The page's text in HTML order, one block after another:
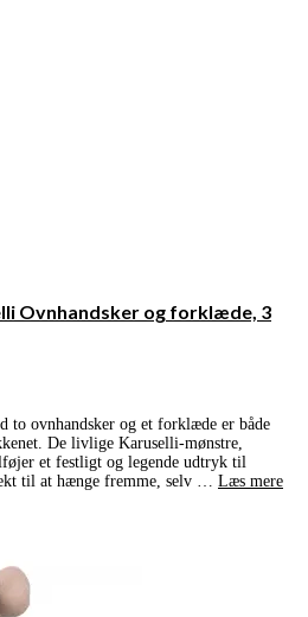
Ovnhandsker og forklæde, 3
to ovnhandsker og et forklæde er både
De livlige Karuselli-mønstre,
et festligt og legende udtryk til
til at hænge fremme, selv … Læs mere